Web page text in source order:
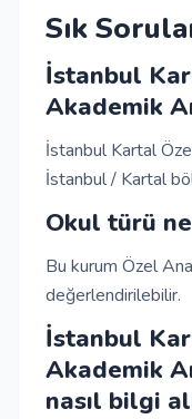
Sık
İstanbul
Akademik
İstanbul Kartal
İstanbul / Kartal
Okul türü
Bu kurum Özel
değerlendirilebilir.
İstanbul
Akademik
nasıl bilgi